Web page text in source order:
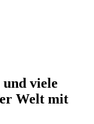
viele
Welt mit